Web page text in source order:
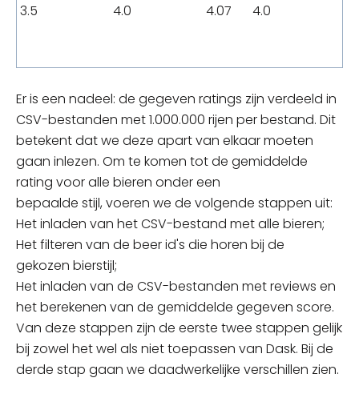
3.5 4.0 4.07 4.0
Er is een nadeel: de gegeven ratings zijn verdeeld in
CSV-bestanden met 1.000.000 rijen per bestand. Dit
betekent dat we deze apart van elkaar moeten
gaan inlezen. Om te komen tot de gemiddelde
rating voor alle bieren onder een
bepaalde stijl,voeren we de volgende stappen uit:
Het inladen van het CSV-bestand met alle bieren;
Het filteren van de beer id's die horen bij de
gekozen bierstijl;
Het inladen van de CSV-bestanden met reviews en
het berekenen van de gemiddelde gegeven score.
Van deze stappen zijn de eerste twee stappen gelijk
bij zowel het wel als niet toepassen van Dask. Bij de
derde stap gaan we daadwerkelijke verschillen zien.